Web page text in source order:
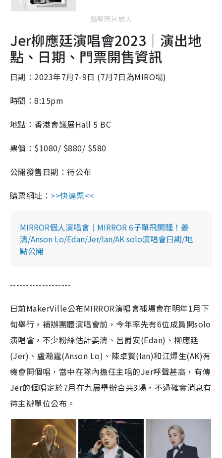
點擊圖片放大
Jer柳應廷演唱會2023｜演出地
點、日期、門票開售資訊
日期：2023年7月7-9日 (7月7日為MIRO場)
時間：8:15pm
地點：香港會議展Hall 5 BC
票價：$1080/ $880/ $580
公開發售日期：待公布
購票網址：​​ >>快達票<<
MIRROR個人演唱會｜MIRROR 6子單飛開騷！姜
濤/Anson Lo/Edan/Jer/Ian/AK solo演唱會日期/地
點公開
-------------------
日前MakerVille公布MIRROR演唱會補場會在明年1月下
旬舉行，補辦團體演唱會前，今年率先有6位成員開solo
演唱會，不少粉絲估計姜濤、呂爵安(Edan)、柳應廷
(Jer)、盧瀚霆(Anson Lo)、陳卓賢(Ian)和江𤒹生(AK)有
機會開個唱，當中在隊內擔任主唱的Jer呼聲甚高，有傳
Jer的個唱定於7月在九展舉辦合共3場，不過確實消息有
待主辦單位公布。